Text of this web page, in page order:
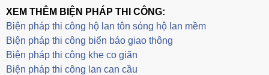
XEM THÊM BIỆN PHÁP THI CÔNG:
Biện pháp thi công hộ lan tôn sóng hộ lan mềm
Biện pháp thi công biển báo giao thông
Biện pháp thi công khe co giãn
Biện pháp thi công lan can cầu